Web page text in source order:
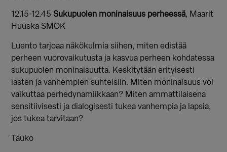
12.15-12.45 Sukupuolen moninaisuus perheessä, Maarit
Huuska SMOK
Luento tarjoaa näkökulmia siihen, miten edistää
perheen vuorovaikutusta ja kasvua perheen kohdatessa
sukupuolen moninaisuutta. Keskitytään erityisesti
lasten ja vanhempien suhteisiin. Miten moninaisuus voi
vaikuttaa perhedynamiikkaan? Miten ammattilaisena
sensitiivisesti ja dialogisesti tukea vanhempia ja lapsia,
jos tukea tarvitaan?
Tauko